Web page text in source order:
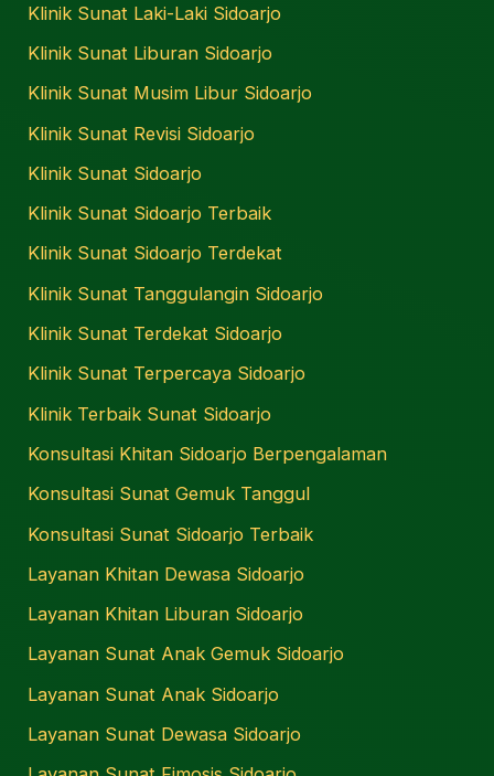
Klinik Sunat Laki-Laki Sidoarjo
Klinik Sunat Liburan Sidoarjo
Klinik Sunat Musim Libur Sidoarjo
Klinik Sunat Revisi Sidoarjo
Klinik Sunat Sidoarjo
Klinik Sunat Sidoarjo Terbaik
Klinik Sunat Sidoarjo Terdekat
Klinik Sunat Tanggulangin Sidoarjo
Klinik Sunat Terdekat Sidoarjo
Klinik Sunat Terpercaya Sidoarjo
Klinik Terbaik Sunat Sidoarjo
Konsultasi Khitan Sidoarjo Berpengalaman
Konsultasi Sunat Gemuk Tanggul
Konsultasi Sunat Sidoarjo Terbaik
Layanan Khitan Dewasa Sidoarjo
Layanan Khitan Liburan Sidoarjo
Layanan Sunat Anak Gemuk Sidoarjo
Layanan Sunat Anak Sidoarjo
Layanan Sunat Dewasa Sidoarjo